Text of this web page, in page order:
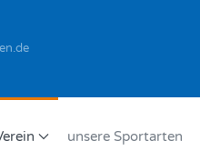
unsere Sportarten